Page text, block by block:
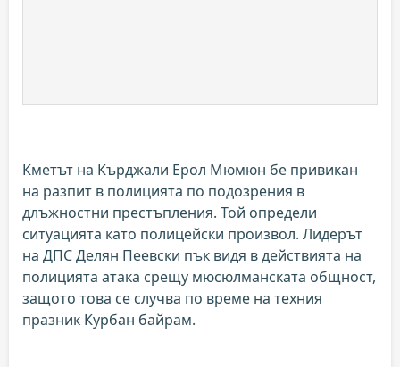
Кметът на Кърджали Ерол Мюмюн бе привикан
на разпит в полицията по подозрения в
длъжностни престъпления. Той определи
ситуацията като полицейски произвол. Лидерът
на ДПС Делян Пеевски пък видя в действията на
полицията атака срещу мюсюлманската общност,
защото това се случва по време на техния
празник Курбан байрам.